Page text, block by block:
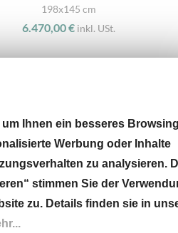
198x145 cm
6.470,00 € inkl. USt.
Ihnen ein besseres
Werbung oder Inhalte
zu analysieren.
stimmen Sie der
zu. Details finden sie in